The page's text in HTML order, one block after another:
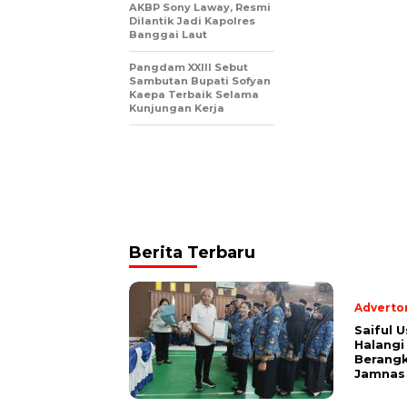
AKBP Sony Laway, Resmi
Dilantik Jadi Kapolres
Banggai Laut
Pangdam XXIII Sebut
Sambutan Bupati Sofyan
Kaepa Terbaik Selama
Kunjungan Kerja
Berita Terbaru
Saiful
Jamnas